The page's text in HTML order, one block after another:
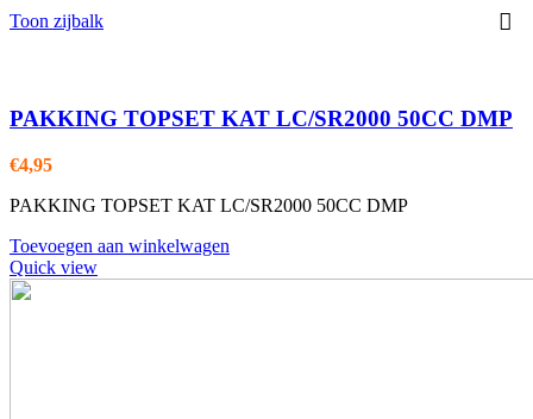
Toon zijbalk
PAKKING TOPSET KAT LC/SR2000 50CC DMP
€4,95
PAKKING TOPSET KAT LC/SR2000 50CC DMP
Toevoegen aan winkelwagen
Quick view